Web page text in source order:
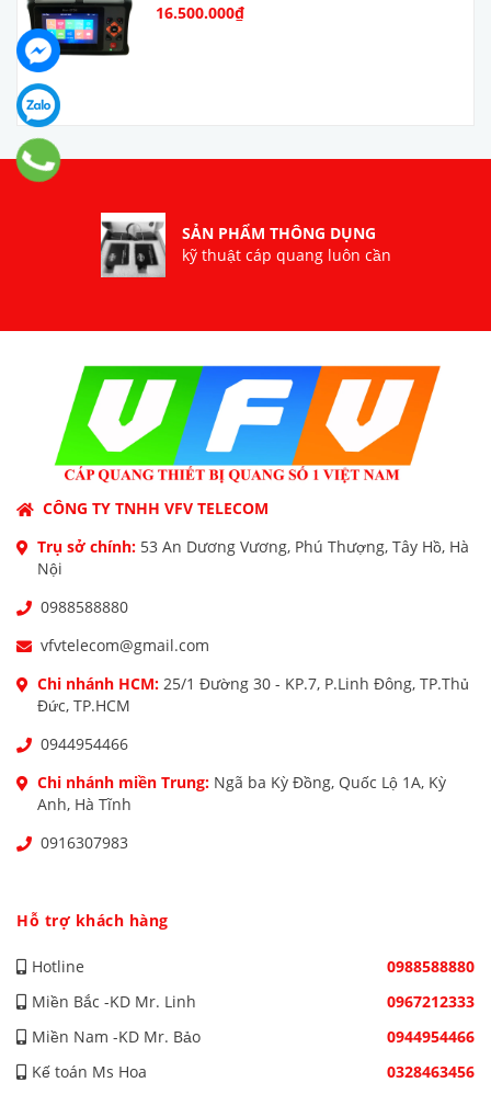
16.500.000₫
SẢN PHẨM THÔNG DỤNG
kỹ thuật cáp quang luôn cần
CÔNG TY TNHH VFV TELECOM
Trụ sở chính: 53 An Dương Vương, Phú Thượng, Tây Hồ, Hà
Nội
0988588880
vfvtelecom@gmail.com
Chi nhánh HCM: 25/1 Đường 30 - KP.7, P.Linh Đông, TP.Thủ
Đức, TP.HCM
0944954466
Chi nhánh miền Trung: Ngã ba Kỳ Đồng, Quốc Lộ 1A, Kỳ
Anh, Hà Tĩnh
0916307983
Hỗ trợ khách hàng
Hotline
0988588880
Miền Bắc -KD Mr. Linh
0967212333
Miền Nam -KD Mr. Bảo
0944954466
Kế toán Ms Hoa
0328463456